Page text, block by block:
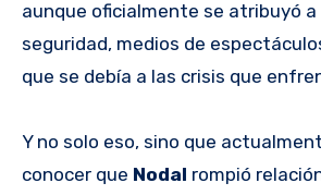
aunque oficialmente se atribuyó
seguridad, medios de
que se debía a las crisis que
Y no solo eso, sino que
conocer que Nodal rompió